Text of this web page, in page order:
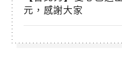
元，感謝大家